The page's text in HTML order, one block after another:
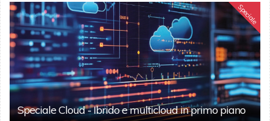
Speciale
Speciale Cloud - Ibrido e multicloud in primo piano